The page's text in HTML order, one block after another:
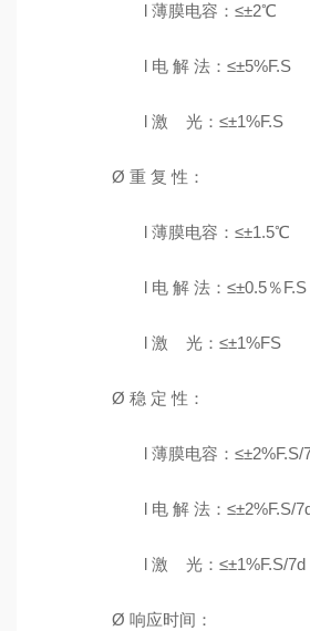
l 薄膜电容： ≤±2℃
l 电 解 法： ≤±5%F.S
l 激 光： ≤±1%F.S
Ø 重 复 性：
l 薄膜电容： ≤±1.5℃
l 电 解 法： ≤±0.5％F.S
l 激 光： ≤±1%FS
Ø 稳 定 性：
l 薄膜电容： ≤±2%F.S/
l 电 解 法： ≤±2%F.S/7
l 激 光： ≤±1%F.S/7d
Ø 响应时间：